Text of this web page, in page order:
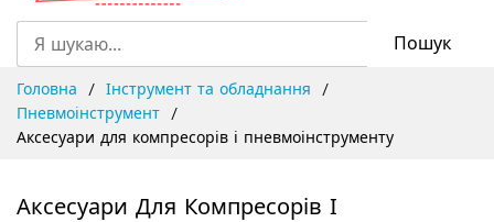
Пошук
Головна
Інструмент та обладнання
Пневмоінструмент
Аксесуари для компресорів і пневмоінструменту
Аксесуари Для Компресорів І